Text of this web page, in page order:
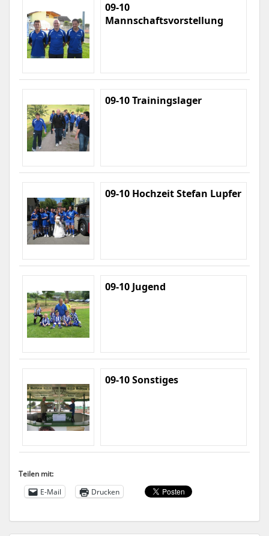
09-10
Mannschaftsvorstellung
09-10 Trainingslager
09-10 Hochzeit Stefan Lupfer
09-10 Jugend
09-10 Sonstiges
Teilen mit:
E-Mail
Drucken